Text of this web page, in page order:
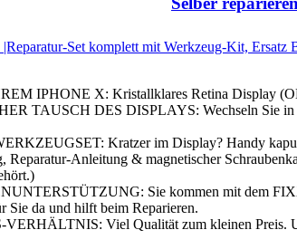
Set komplett mit Werkzeug-Kit, Ersatz
IPHONE X: Kristallklares Retina Display
TAUSCH DES DISPLAYS: Wechseln Sie in
Kratzer im Display? Handy
Reparatur-Anleitung & magnetischer
Sie kommen mit dem
Sie da und hilft beim Reparieren.
Viel Qualität zum kleinen Preis.